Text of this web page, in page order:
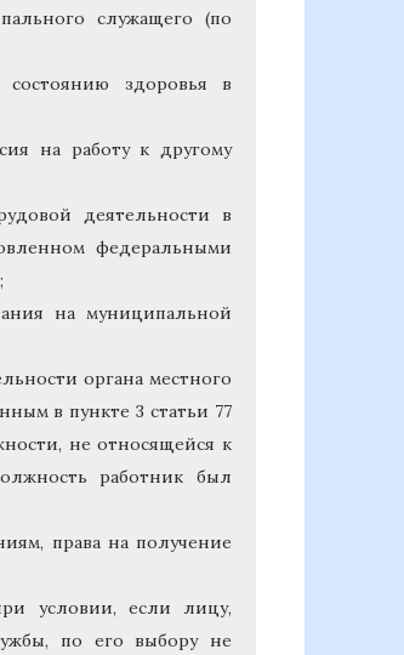
служащего (по
здоровья в
на работу к другому
деятельности в
федеральными
на муниципальной
органа местного
в пункте 3 статьи 77
не относящейся к
работник был
права на получение
условии, если лицу,
по его выбору не